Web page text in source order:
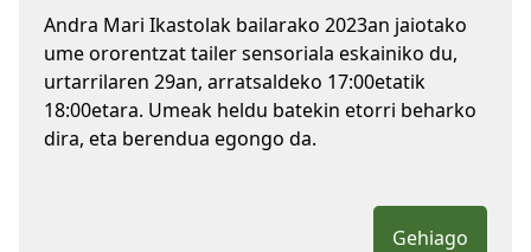
Andra Mari Ikastolak bailarako 2023an jaiotako
ume ororentzat tailer sensoriala eskainiko du,
urtarrilaren 29an, arratsaldeko 17:00etatik
18:00etara. Umeak heldu batekin etorri beharko
dira, eta berendua egongo da.
Gehiago